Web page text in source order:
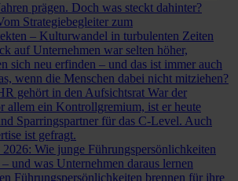
prägen. Doch was steckt dahinter?
Strategiebegleiter zum
– Kulturwandel in turbulenten Zeiten
auf Unternehmen war selten höher,
sich neu erfinden – und das ist immer auch
wenn die Menschen dabei nicht mitziehen?
gehört in den Aufsichtsrat War der
allem ein Kontrollgremium, ist er heute
Sparringspartner für das C-Level. Auch
ist gefragt.
Wie junge Führungspersönlichkeiten
und was Unternehmen daraus lernen
Führungspersönlichkeiten brennen für ihre